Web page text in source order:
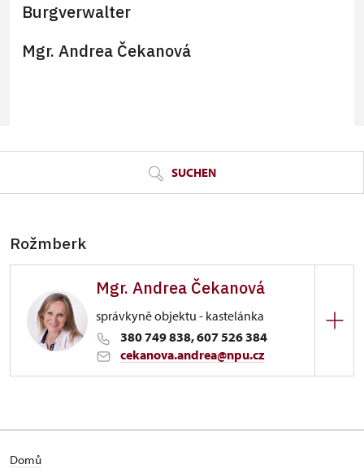
Burgverwalter
Mgr. Andrea Čekanová
SUCHEN
Rožmberk
Mgr. Andrea Čekanová
správkyně objektu - kastelánka
380 749 838, 607 526 384
cekanova.andrea@npu.cz
Domů